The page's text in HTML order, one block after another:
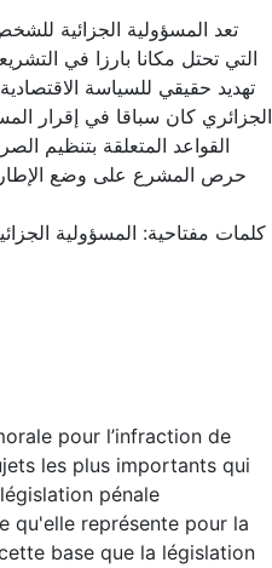
تعد المسؤولية الجزائية
التي تحتل مكانا بارزا في
تهديد حقيقي للسياسة
الجزائري كان سباقا في إقرار
القواعد المتعلقة بتنظيم
حرص المشرع على وضع الإطار
كلمات مفتاحية: المسؤولية
pour l’infraction de
les plus importants qui
pénale
qu'elle représente pour la
base que la législation